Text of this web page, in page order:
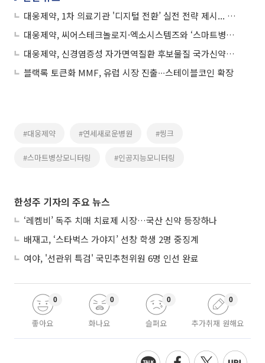
대웅제약, 1차 의료기관 '디지털 전환’ 실전 전략 제시... D.G.I.T 심포지엄 성황
대웅제약, 씨어스테크놀로지·엑소시스템즈와 ‘스마트병동 통합 솔루션’ 개발 맞손
대웅제약, 신경염증성 자가면역질환 후보물질 국가신약과제 선정
블랙록 토큰화 MMF, 유럽 시장 진출∙∙∙스테이블코인 확장
#대웅제약 #연세새로운병원 #씽크
#스마트병상모니터링 #인공지능모니터링
한성주 기자의 주요 뉴스
‘레켐비’ 독주 치매 치료제 시장…국산 신약 등장하나
배재고, ‘스타벅스 가야지’ 선창 학생 2명 중징계
여야, '선관위 특검' 국민추천위원 6명 인선 완료
좋아요
0
화나요
0
슬퍼요
0
추가취재 원해요
0